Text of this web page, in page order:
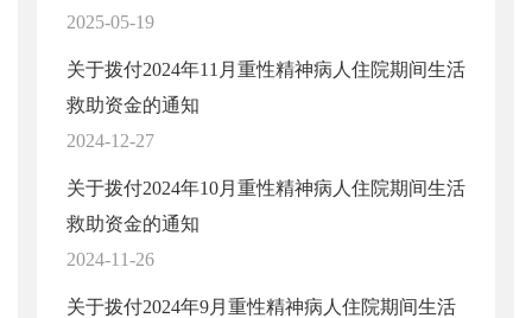
2025-05-19
关于拨付2024年11月重性精神病人住院期间生活
救助资金的通知
2024-12-27
关于拨付2024年10月重性精神病人住院期间生活
救助资金的通知
2024-11-26
关于拨付2024年9月重性精神病人住院期间生活